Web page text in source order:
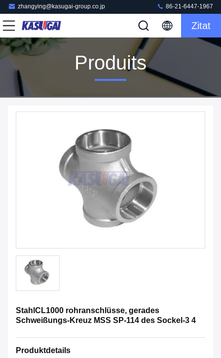
zhangying@kasugai-group.co.jp 86-21-6447-1967
Zitat
Produits
StahlCL1000 rohranschlüsse, gerades
Schweißungs-Kreuz MSS SP-114 des Sockel-3 4
Produktdetails